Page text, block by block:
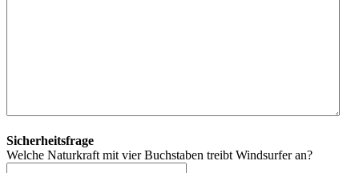
Sicherheitsfrage
Welche Naturkraft mit vier Buchstaben treibt Windsurfer an?